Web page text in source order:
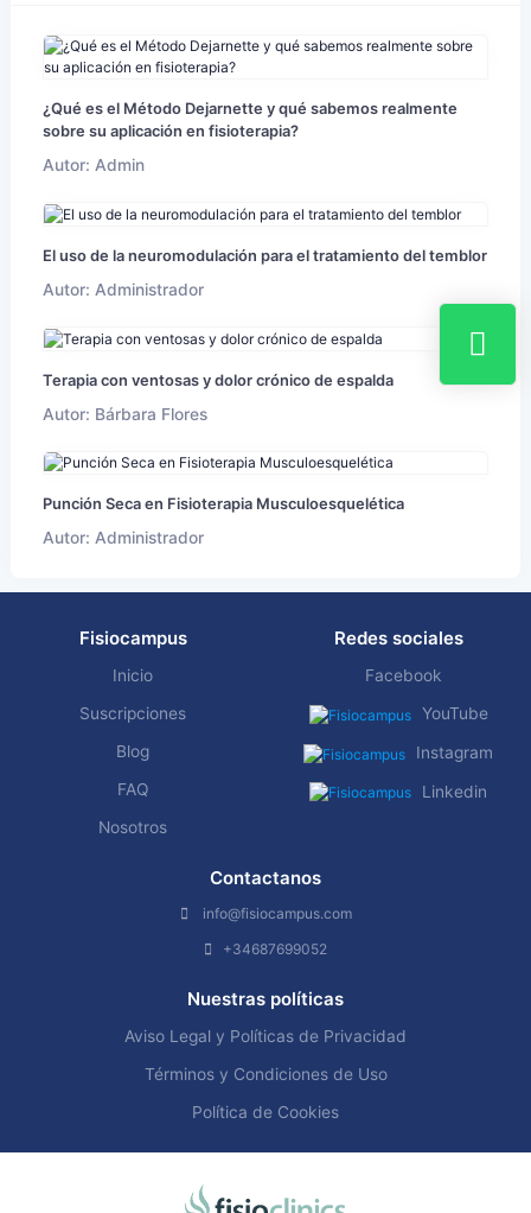
¿Qué es el Método Dejarnette y qué sabemos realmente
sobre su aplicación en fisioterapia?
Autor: Admin
El uso de la neuromodulación para el tratamiento del temblor
Autor: Administrador
Terapia con ventosas y dolor crónico de espalda
Autor: Bárbara Flores
Punción Seca en Fisioterapia Musculoesquelética
Autor: Administrador
Fisiocampus
Inicio
Suscripciones
Blog
FAQ
Nosotros
Redes sociales
Facebook
YouTube
Instagram
Linkedin
Contactanos
info@fisiocampus.com
+34687699052
Nuestras políticas
Aviso Legal y Políticas de Privacidad
Términos y Condiciones de Uso
Política de Cookies